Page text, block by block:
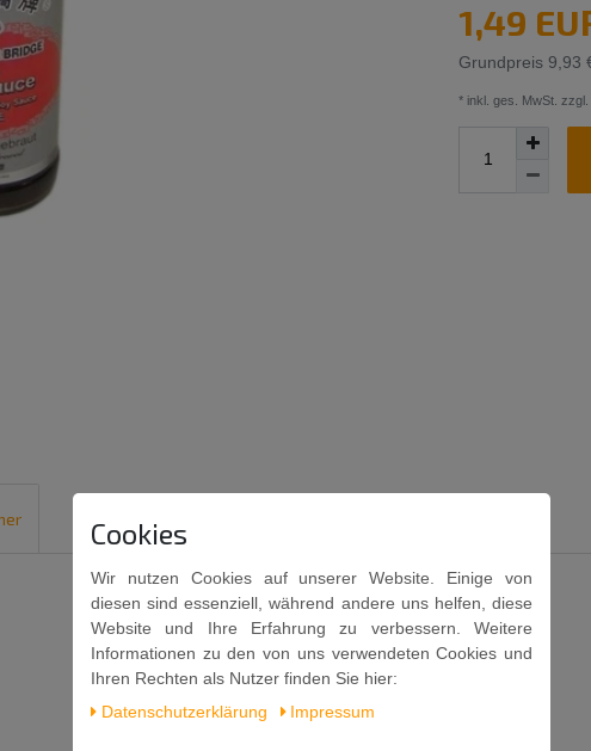
1,49
Grundpreis 9,93
* inkl. ges. MwSt. zzgl.
Cookies
Wir nutzen Cookies auf unserer Website. Einige von
diesen sind essenziell, während andere uns helfen, diese
Website und Ihre Erfahrung zu verbessern. Weitere
Informationen zu den von uns verwendeten Cookies und
Ihren Rechten als Nutzer finden Sie hier:
Daten­schutz­erklärung
Impressum